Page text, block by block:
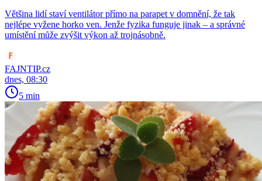
Většina lidí staví ventilátor přímo na parapet v domnění, že tak
nejlépe vyžene horko ven. Jenže fyzika funguje jinak – a správné
umístění může zvýšit výkon až trojnásobně.
FAJNTIP.cz
dnes, 08:30
5 min